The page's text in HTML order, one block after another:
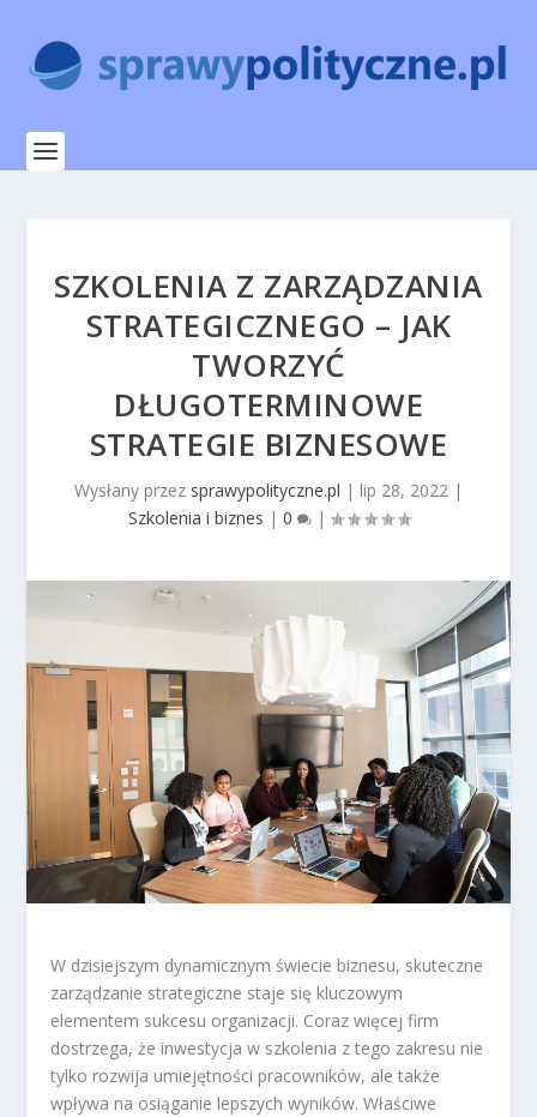
SZKOLENIA Z ZARZĄDZANIA
STRATEGICZNEGO – JAK
TWORZYĆ
DŁUGOTERMINOWE
STRATEGIE BIZNESOWE
Wysłany przez sprawypolityczne.pl | lip 28, 2022 |
Szkolenia i biznes | 0 |
W dzisiejszym dynamicznym świecie biznesu, skuteczne
zarządzanie strategiczne staje się kluczowym
elementem sukcesu organizacji. Coraz więcej firm
dostrzega, że inwestycja w szkolenia z tego zakresu nie
tylko rozwija umiejętności pracowników, ale także
wpływa na osiąganie lepszych wyników. Właściwe